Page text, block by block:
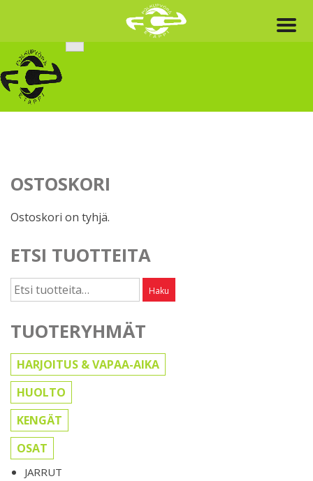
content
OSTOSKORI
Ostoskori on tyhjä.
ETSI TUOTTEITA
Etsi: Haku
TUOTERYHMÄT
HARJOITUS & VAPAA-AIKA
HUOLTO
KENGÄT
OSAT
JARRUT